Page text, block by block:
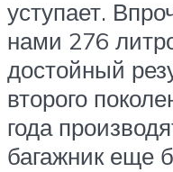
уступает.
нами 276
достойный
второго
года
багажник еще